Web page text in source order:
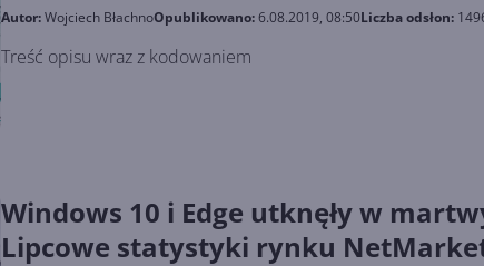
Autor:Wojciech BłachnoOpublikowano:6.08.2019, 08:50Liczba odsłon:
Treść opisu wraz z kodowaniem
Windows 10 i Edge utknęły w
Lipcowe statystyki rynku